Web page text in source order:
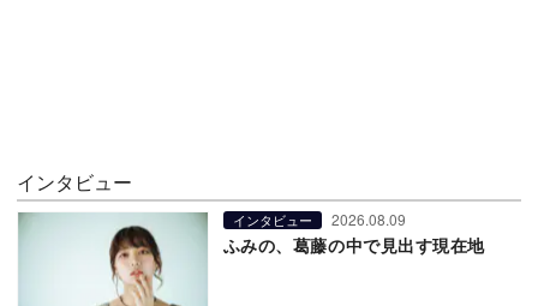
インタビュー
インタビュー 2026.08.09
ふみの、葛藤の中で見出す現在地